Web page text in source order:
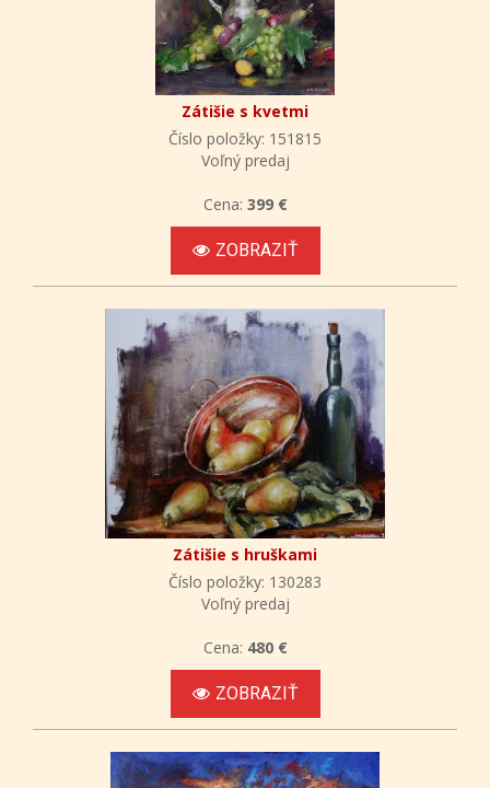
Zátišie s kvetmi
Číslo položky: 151815
Voľný predaj
Cena: 399 €
ZOBRAZIŤ
Zátišie s hruškami
Číslo položky: 130283
Voľný predaj
Cena: 480 €
ZOBRAZIŤ